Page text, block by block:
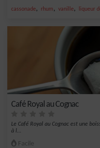
cassonade, rhum, vanille, liqueur
Café Royal au Cognac
Le Café Royal au Cognac est une
à l...
Facile